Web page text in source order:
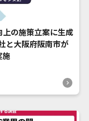
上の施策立案に生成
と大阪府阪南市が
施